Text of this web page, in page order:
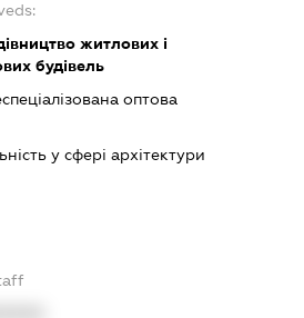
житлових і
будівель
оптова
у сфері архітектури